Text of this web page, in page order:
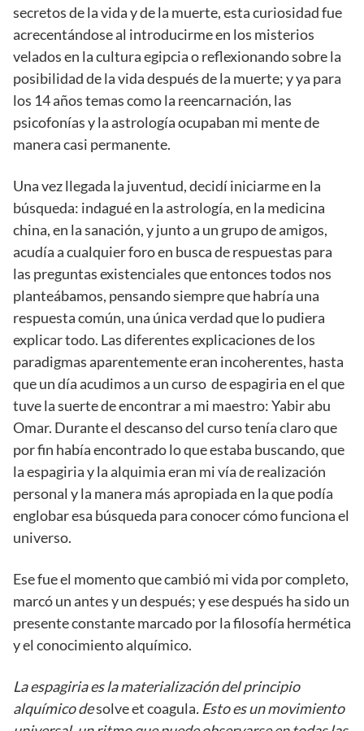
secretos de la vida y de la muerte, esta curiosidad fue
acrecentándose al introducirme en los misterios
velados en la cultura egipcia o reflexionando sobre la
posibilidad de la vida después de la muerte; y ya para
los 14 años temas como la reencarnación, las
psicofonías y la astrología ocupaban mi mente de
manera casi permanente.
Una vez llegada la juventud, decidí iniciarme en la
búsqueda: indagué en la astrología, en la medicina
china, en la sanación, y junto a un grupo de amigos,
acudía a cualquier foro en busca de respuestas para
las preguntas existenciales que entonces todos nos
planteábamos, pensando siempre que habría una
respuesta común, una única verdad que lo pudiera
explicar todo. Las diferentes explicaciones de los
paradigmas aparentemente eran incoherentes, hasta
que un día acudimos a un curso de espagiria en el que
tuve la suerte de encontrar a mi maestro: Yabir abu
Omar. Durante el descanso del curso tenía claro que
por fin había encontrado lo que estaba buscando, que
la espagiria y la alquimia eran mi vía de realización
personal y la manera más apropiada en la que podía
englobar esa búsqueda para conocer cómo funciona el
universo.
Ese fue el momento que cambió mi vida por completo,
marcó un antes y un después; y ese después ha sido un
presente constante marcado por la filosofía hermética
y el conocimiento alquímico.
La espagiria es la materialización del principio
alquímico desolve et coagula. Esto es un movimiento